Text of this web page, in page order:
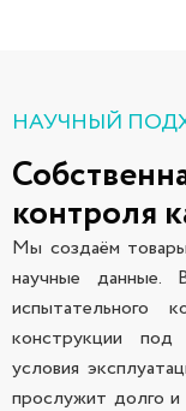
НАУЧНЫЙ
контроля
Мы создаём
научные данные.
испытательного
конструкции под
условия
прослужит долго и